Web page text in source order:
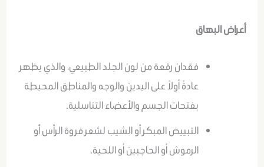
أعراضالبهاق
فقدان رقعة من لون الجلد الطبيعي، والذي يظهر
عادةً أولاً على اليدين والوجه والمناطق المحيطة
بفتحات الجسم والأعضاء التناسلية.
التبييض المبكر أو الشيب لشعر فروة الرأس أو
الرموش أو الحاجبين أو اللحية.